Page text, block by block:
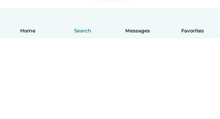
Home Search Messages Favorites